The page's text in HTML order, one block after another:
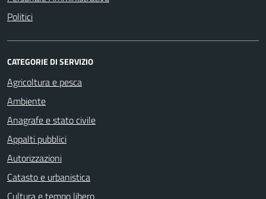
Politici
CATEGORIE DI SERVIZIO
Agricoltura e pesca
Ambiente
Anagrafe e stato civile
Appalti pubblici
Autorizzazioni
Catasto e urbanistica
Cultura e tempo libero